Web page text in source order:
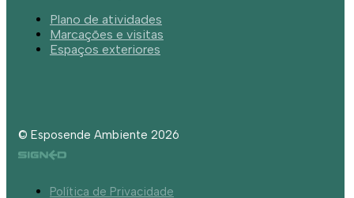
Plano de atividades
Marcações e visitas
Espaços exteriores
© Esposende Ambiente 2026
Política de Privacidade